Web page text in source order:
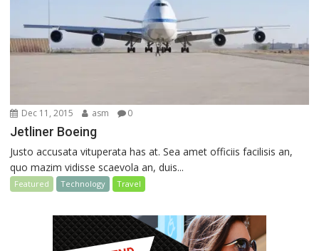
Dec 11, 2015 asm 0
Jetliner Boeing
Justo accusata vituperata has at. Sea amet officiis facilisis an,
quo mazim vidisse scaevola an, duis...
Featured Technology Travel